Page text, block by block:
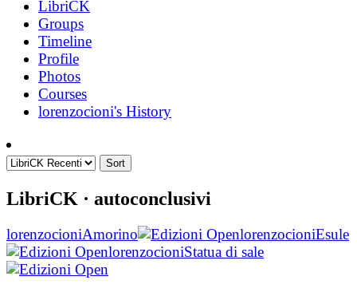
LibriCK
Groups
Timeline
Profile
Photos
Courses
lorenzocioni's History
Sort
LibriCK · autoconclusivi
lorenzocioniAmorino lorenzocioniEsule
lorenzocioniStatua di sale